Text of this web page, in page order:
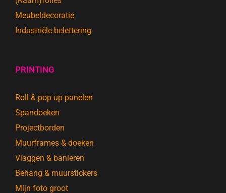
Meubeldecoratie
Industriële belettering
PRINTING
Roll & pop-up panelen
Spandoeken
Projectborden
Muurframes & doeken
Vlaggen & banieren
Behang & muurstickers
Mijn foto groot